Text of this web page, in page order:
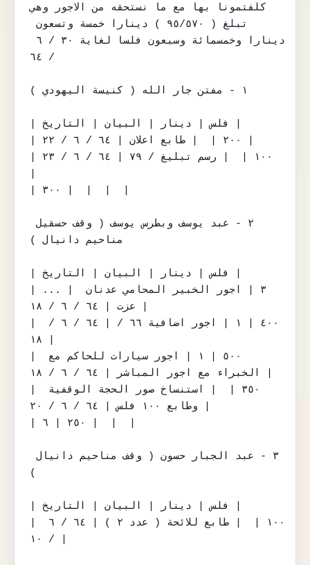
كلفتمونا بها مع ما نستحقه من الاجور وهي
تبلغ ( ٩٥/٥٧٠ ) دينارا خمسة وتسعون
/ ٦٤
١ - مفتن جار الله ( كنيسة اليهودي )
| فلس | دينار | البيان | التاريخ |
٢ - عبد يوسف وبطرس يوسف ( وقف حسقيل
مناحيم دانيال )
| فلس | دينار | البيان | التاريخ |
| ... | ٣ | اجور الخبير المحامي عدنان
عزت | ٦٤ / ٦ / ١٨ |
١٨ |
الخبراء مع اجور المباشر | ٦٤ / ٦ / ١٨ |
وطابع ١٠٠ فلس | ٦٤ / ٦ / ٢٠ |
٣ - عبد الجبار حسون ( وقف مناحيم دانيال
)
| فلس | دينار | البيان | التاريخ |
/ ١٠ |